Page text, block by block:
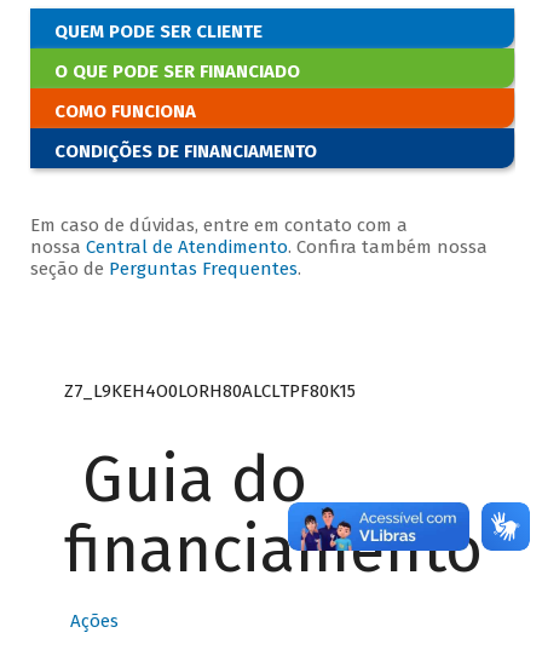
QUEM PODE SER CLIENTE
O QUE PODE SER FINANCIADO
COMO FUNCIONA
CONDIÇÕES DE FINANCIAMENTO
Em caso de dúvidas, entre em contato com a
nossa Central de Atendimento. Confira também nossa
seção de Perguntas Frequentes.
Z7_L9KEH4O0LORH80ALCLTPF80K15
Guia do
financiamento
Ações